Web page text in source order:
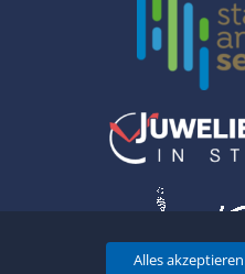
Alles akzeptieren